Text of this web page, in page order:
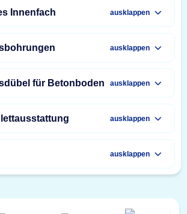
Innenfach ausklappen
ausklappen
für Betonboden ausklappen
ausklappen
ausklappen